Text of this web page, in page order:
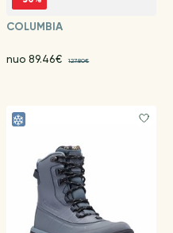
COLUMBIA
nuo 89.46€ 127.80€